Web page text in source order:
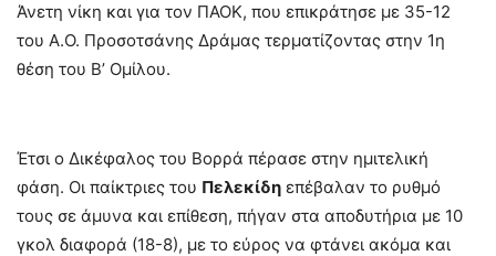
Άνετη νίκη και για τον ΠΑΟΚ, που επικράτησε με 35-12
του Α.Ο. Προσοτσάνης Δράμας τερματίζοντας στην 1η
θέση του Β’ Ομίλου.
Έτσι ο Δικέφαλος του Βορρά πέρασε στην ημιτελική
φάση. Οι παίκτριες του Πελεκίδη επέβαλαν το ρυθμό
τους σε άμυνα και επίθεση, πήγαν στα αποδυτήρια με 10
γκολ διαφορά (18-8), με το εύρος να φτάνει ακόμα και